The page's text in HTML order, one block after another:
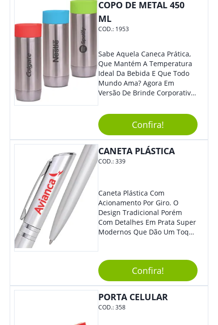
COPO DE METAL 450
ML
COD.: 1953
Sabe Aquela Caneca Prática,
Que Mantém A Temperatura
Ideal Da Bebida E Que Todo
Mundo Ama? Agora Em
Versão De Brinde Corporativo
Sua Marca Com Muito Estilo E
Acrescentar Ainda Mais
Praticidade À Eventos E Feiras
De Exposição.
Confira!
CANETA PLÁSTICA
COD.:339
Caneta Plástica Com
Acionamento Por Giro. O
Design Tradicional Porém
Com Detalhes Em Prata Super
Modernos Que Dão Um Toque
Confira!
PORTA CELULAR
COD.:358